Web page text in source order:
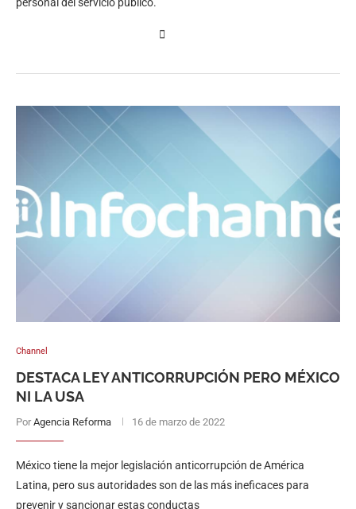
Channel
DESTACA LEY ANTICORRUPCIÓN PERO MÉXICO
NI LA USA
Por Agencia Reforma 16 de marzo de 2022
México tiene la mejor legislación anticorrupción de América
Latina, pero sus autoridades son de las más ineficaces para
prevenir y sancionar estas conductas